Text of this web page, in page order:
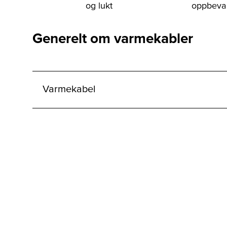
og lukt
Generelt om varmekabler
Varmekabel